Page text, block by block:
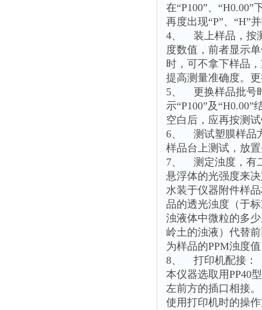
在“P100”、
再度出现“P”、“H”
4、 装上样品，按
度数值，前者显示
时，可不拿下样品
提高测量准确度。
5、 更换样品批号
示“P100”及
空白后，应再按测
6、 测试塑膜样品
样品台上测试，放
7、 测定浊度，有
悬浮体的光强度来
水装于仪器附件样
品的透光浊度（于
浊液体中微粒的多
岭土的浊液）代替
为样品的PPM浊度
8、 打印机配接：
本仪器选取用PP40
左前方的插口相接。
使用打印机时的操